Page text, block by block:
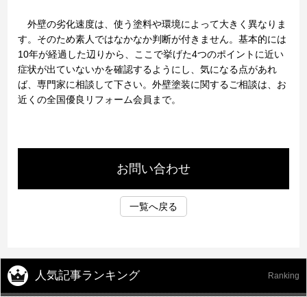
外壁の劣化速度は、使う塗料や環境によって大きく異なりま
す。そのため素人ではなかなか判断が付きません。基本的には
10年が経過した辺りから、ここで挙げた4つのポイントに近い
症状が出ていないかを確認するようにし、気になる点があれ
ば、専門家に相談して下さい。外壁塗装に関するご相談は、お
近くの全国優良リフォーム会員まで。
お問い合わせ
一覧へ戻る
人気記事ランキング Ranking